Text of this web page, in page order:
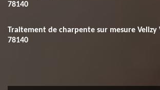
78140
Traitement de charpente sur mesure Velizy
78140